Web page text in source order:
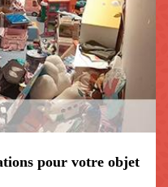
pour votre objet